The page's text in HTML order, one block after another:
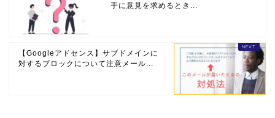
手に意見を求めるとき...
【Googleアドセンス】サブドメインに
対するブロックについて注意メール...